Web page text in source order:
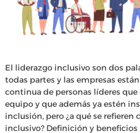
El liderazgo inclusivo son dos
todas partes y las empresas
continua de personas líderes
equipo y que además ya estén
inclusión, pero ¿a qué se refieren
inclusivo? Definición y beneficios